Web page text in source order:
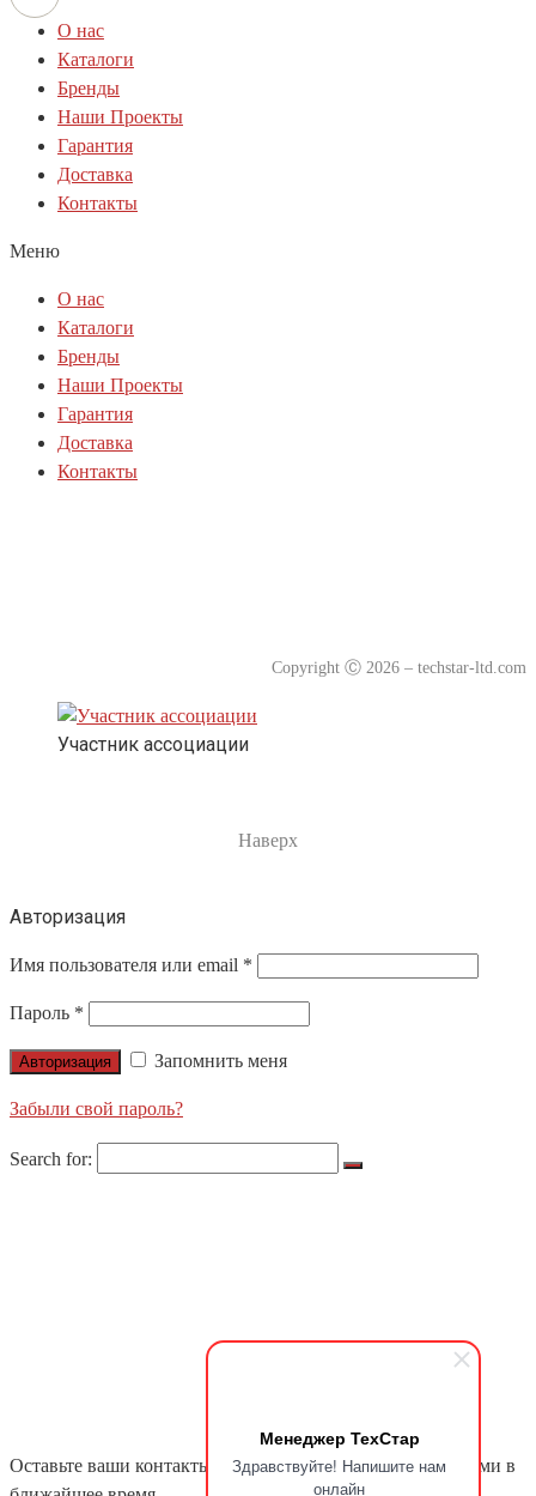
Менеджер ТехСтар
Здравствуйте! Напишите нам
онлайн
О нас
Каталоги
Бренды
Наши Проекты
Гарантия
Доставка
Контакты
Меню
О нас
Каталоги
Бренды
Наши Проекты
Гарантия
Доставка
Контакты
Copyright Ⓒ 2026 – techstar-ltd.com
Участник ассоциации
Наверх
Авторизация
Имя пользователя или email *
Пароль *
Авторизация Запомнить меня
Забыли свой пароль?
Search for:
Оставьте ваши контакты и сообщение. Мы свяжемся с вами в